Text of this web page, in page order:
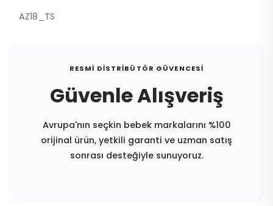
AZ18_TS
RESMI DISTRIBÜTÖR GÜVENCESI
Güvenle Alışveriş
Avrupa'nın seçkin bebek markalarını %100
orijinal ürün, yetkili garanti ve uzman satış
sonrası desteğiyle sunuyoruz.